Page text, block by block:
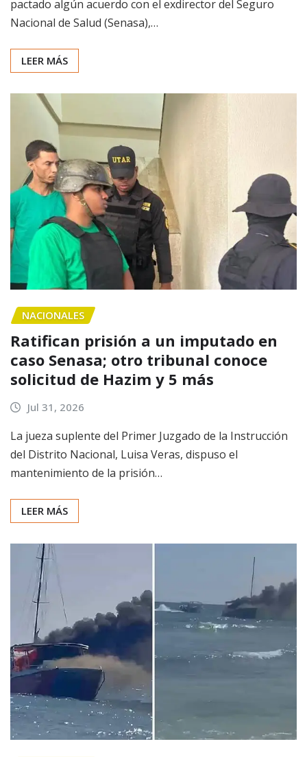
pactado algún acuerdo con el exdirector del Seguro
Nacional de Salud (Senasa),…
LEER MÁS
NACIONALES
Ratifican prisión a un imputado en
caso Senasa; otro tribunal conoce
solicitud de Hazim y 5 más
Jul 31, 2026
La jueza suplente del Primer Juzgado de la Instrucción
del Distrito Nacional, Luisa Veras, dispuso el
mantenimiento de la prisión…
LEER MÁS